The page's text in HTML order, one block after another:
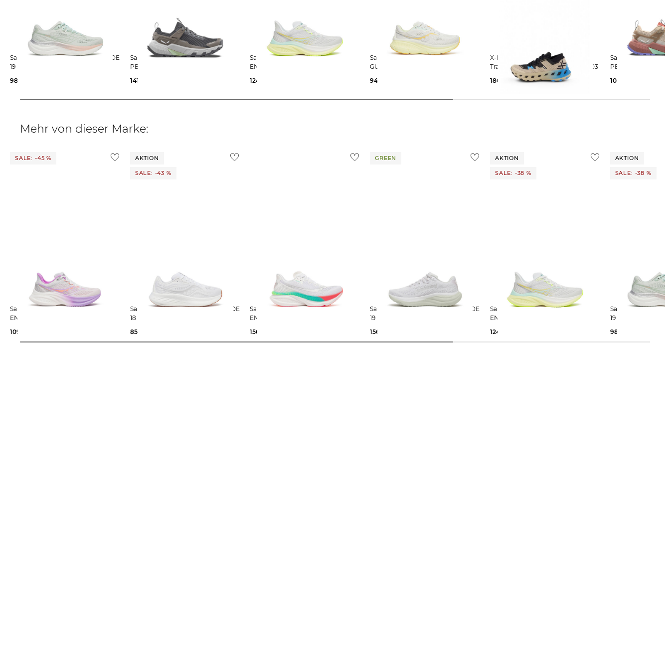
Saucony | Damen Laufschuhe RIDE
19
98,55 €
Salewa | Damen Laufschuhe
PEDROC 2 PTX
141,39 €
Saucony | Damen Laufschuhe
ENDORPHIN SPEED 5
124,99 €
Saucony | Damen Laufschuhe
GUIDE 19
94,99 €
X-Bionic | Damen
Trailrunningschuhe TERRASKIN X03
180,00 €
Salewa | Damen Laufschuhe
PEDROC 2
104,29 €
Mehr von dieser Marke:
SALE: -45 %
Saucony | Damen Laufschuhe
ENDORPHIN SPEED 5
109,99 €
AKTION
SALE: -43 %
Saucony | Damen Laufschuhe RIDE
18
85,95 €
Saucony | Damen Laufschuhe
ENDORPHIN AZURA
156,85 €
GREEN
Saucony | Damen Laufschuhe RIDE
19
156,85 €
AKTION
SALE: -38 %
Saucony | Damen Laufschuhe
ENDORPHIN SPEED 5
124,99 €
AKTION
SALE: -38 %
Saucony | Damen Laufschuhe RIDE
19
98,55 €